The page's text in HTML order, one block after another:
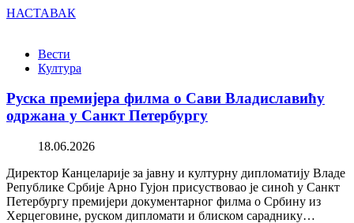
НАСТАВАК
Вести
Култура
Руска премијера филма о Сави Владиславићу
одржана у Санкт Петербургу
18.06.2026
Директор Канцеларије за јавну и културну дипломатију Владе
Републике Србије Арно Гујон присуствовао је синоћ у Санкт
Петербургу премијери документарног филма о Србину из
Херцеговине, руском дипломати и блиском сараднику…